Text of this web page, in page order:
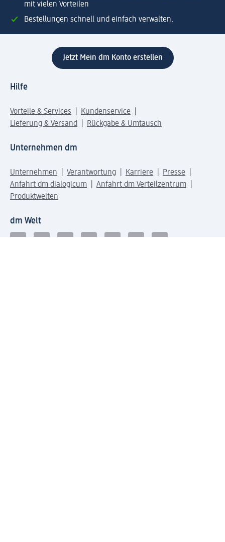
mit vielen Vorteilen
Bestellungen schnell und einfach verwalten.
Jetzt Mein dm Konto erstellen
Hilfe
Vorteile & Services
Kundenservice
Lieferung & Versand
Rückgabe & Umtausch
Unternehmen dm
Unternehmen Verantwortung Karriere
Presse
Anfahrt dm dialogicum
Anfahrt dm Verteilzentrum
Produktwelten
dm Welt